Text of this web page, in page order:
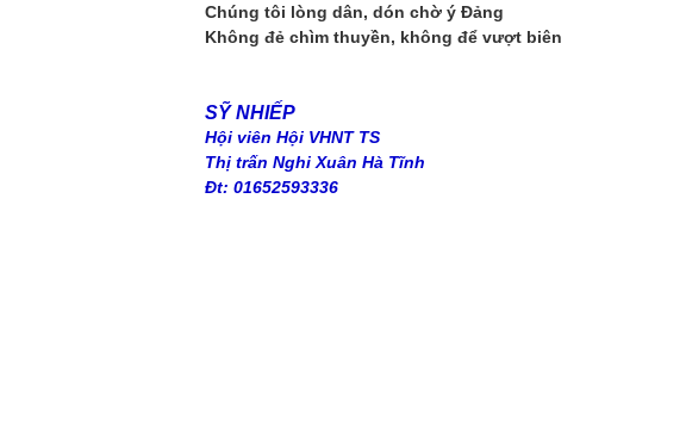
Chúng tôi lòng dân, dón chờ ý Đảng
Không đẻ chìm thuyền, không để vượt biên
SỸ NHIẾP
Hội viên Hội VHNT TS
Thị trấn Nghi Xuân Hà Tĩnh
Đt: 01652593336